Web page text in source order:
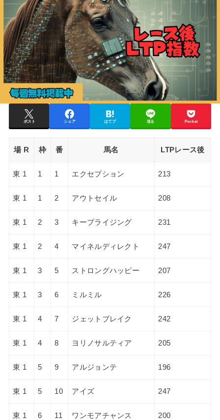
ポスト シェア はてブ 送る Pocket
場 R 枠 番 馬名 LTPレース後
東 1 1 1 エクセプション 213
東 1 1 2 アウトセイル 208
東 1 2 3 キープライジング 231
東 1 2 4 マイネルディレクト 247
東 1 3 5 ストロングハッピー 207
東 1 3 6 ミルミル 226
東 1 4 7 ジェットブレイク 242
東 1 4 8 ヨリノサルティア 205
東 1 5 9 アルジョンテ 196
東 1 5 10 アイズ 247
東 1 6 11 ワンモアチャンス 200